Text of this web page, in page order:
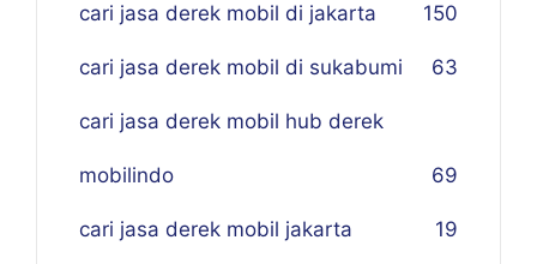
cari jasa derek mobil di jakarta 150
cari jasa derek mobil di sukabumi 63
cari jasa derek mobil hub derek
mobilindo 69
cari jasa derek mobil jakarta 19